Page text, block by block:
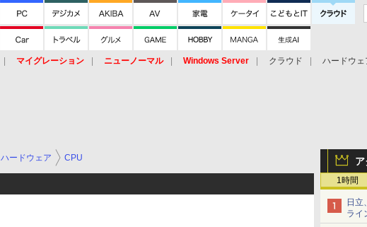
マイグレーション ニューノーマル Windows Server クラウド ハードウェ
1時間
日立
ライ
ハードウェア CPU